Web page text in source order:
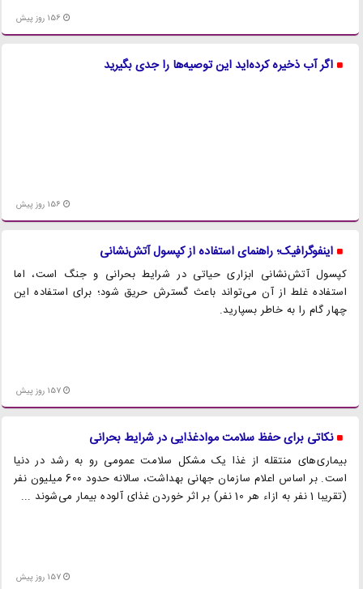
156 روز پیش
اگر آب ذخیره کرده‌اید این توصیه‌ها را جدی بگیرید
156 روز پیش
اینفوگرافیک؛ راهنمای استفاده از کپسول آتش‌نشانی
کپسول آتش‌نشانی ابزاری حیاتی در شرایط بحرانی و جنگ است، اما
استفاده غلط از آن می‌تواند باعث گسترش حریق شود؛ برای استفاده این
چهار گام را به خاطر بسپارید.
157 روز پیش
نکاتی برای حفظ سلامت موادغذایی در شرایط بحرانی
بیماری‌های منتقله از غذا یک مشکل سلامت عمومی رو به رشد در دنیا
است. بر اساس اعلام سازمان جهانی بهداشت، سالانه حدود 600 میلیون نفر
(تقریبا 1 نفر به ازاء هر 10 نفر) بر اثر خوردن غذای آلوده بیمار می‌شوند ...
157 روز پیش